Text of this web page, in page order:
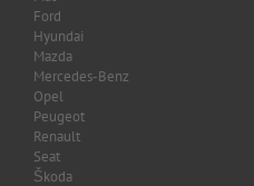
Ford
Hyundai
Mazda
Mercedes-Benz
Opel
Peugeot
Renault
Seat
Škoda